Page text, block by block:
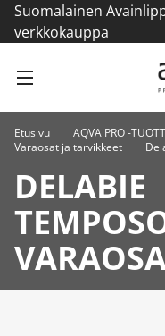
Suomalainen
verkkokauppa
Etusivu AQVA PRO -
Varaosat ja tarvikkeet
DELABIE